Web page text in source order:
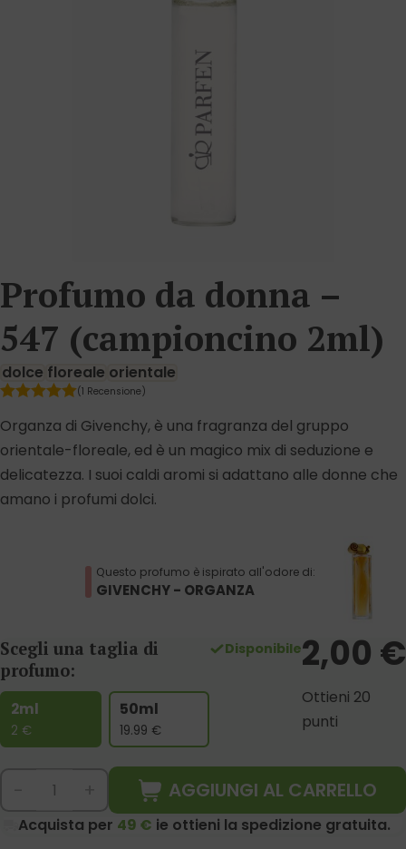
Profumo da donna –
547 (campioncino 2ml)
dolce floreale orientale
(1 Recensione)
Organza di Givenchy, è una fragranza del gruppo
orientale-floreale, ed è un magico mix di seduzione e
delicatezza. I suoi caldi aromi si adattano alle donne che
amano i profumi dolci.
Questo profumo è ispirato all'odore di:
GIVENCHY - ORGANZA
Scegli una taglia di
profumo:
2ml
2 €
50ml
19.99 €
Disponibile2,00 €
Ottieni 20
punti
AGGIUNGI AL CARRELLO
Acquista per 49 € ie ottieni la spedizione gratuita.